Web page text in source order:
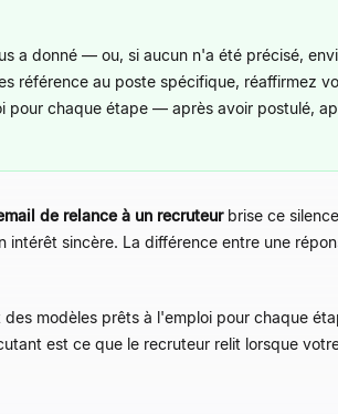
a donné — ou, si aucun n'a été précisé,
référence au poste spécifique, réaffirmez
pour chaque étape — après avoir postulé,
de relance à un recruteurbrise ce
sincère. La différence entre une
modèles prêts à l'emploi pour chaque
est ce que le recruteur relit lorsque